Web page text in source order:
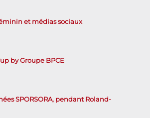
et médias sociaux
by Groupe BPCE
SPORSORA, pendant Roland-